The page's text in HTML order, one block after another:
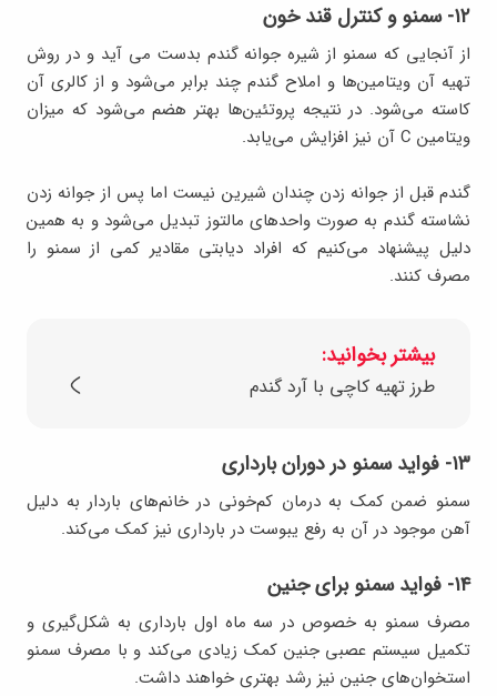
۱۲- سمنو و کنترل قند خون
از آنجایی که سمنو از شیره جوانه گندم بدست می آید و در روش
تهیه آن ویتامین‌ها و املاح گندم چند برابر می‌شود و از کالری آن
کاسته می‌شود. در نتیجه پروتئین‌ها بهتر هضم می‌شود که میزان
ویتامین C آن نیز افزایش می‌یابد.
گندم قبل از جوانه زدن چندان شیرین نیست اما پس از جوانه زدن
نشاسته گندم به صورت واحدهای مالتوز تبدیل می‌شود و به همین
دلیل پیشنهاد می‌کنیم که افراد دیابتی مقادیر کمی از سمنو را
مصرف کنند.
بیشتر بخوانید:
طرز تهیه کاچی با آرد گندم
۱۳- فواید سمنو در دوران بارداری
سمنو ضمن کمک به درمان کم‌خونی در خانم‌های باردار به دلیل
آهن موجود در آن به رفع یبوست در بارداری نیز کمک می‌کند.
۱۴- فواید سمنو برای جنین
مصرف سمنو به خصوص در سه ماه اول بارداری به شکل‌گیری و
تکمیل سیستم عصبی جنین کمک زیادی می‌کند و با مصرف سمنو
استخوان‌های جنین نیز رشد بهتری خواهند داشت.